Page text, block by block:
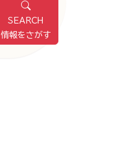
SEARCH
情報をさがす